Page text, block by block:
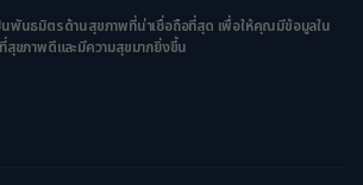
นธมิตรด้านสุขภาพที่น่าเชื่อถือที่สุด เพื่อให้คุณมีข้อมูลใน
สุขภาพดีและมีความสุขมากยิ่งขึ้น